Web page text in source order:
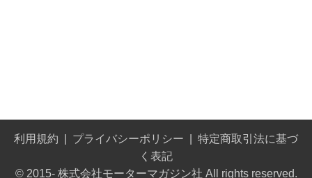
利用規約 プライバシーポリシー
特定商取引法に基づ
く表記
© 2015- 株式会社モーターマガジン社 All rights reserved.